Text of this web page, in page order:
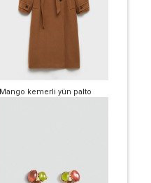
Mango kemerli yün palto